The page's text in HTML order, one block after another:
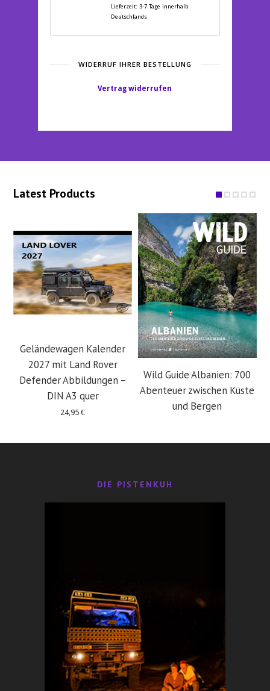
14,90 €5,00 €.
Lieferzeit: 3-7 Tage innerhalb
Deutschlands
WIDERRUF IHRER BESTELLUNG
Vertrag widerrufen
Latest Products
Geländewagen Kalender
2027 mit Land Rover
Defender Abbildungen –
DIN A3 quer
24,95€
Wild Guide Albanien: 700
Abenteuer zwischen Küste
und Bergen
DIE PISTENKUH